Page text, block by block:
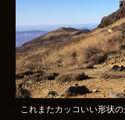
これまたカッコいい形状